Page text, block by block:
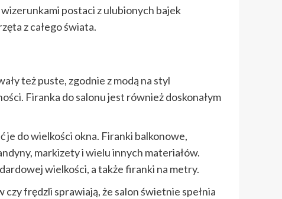
postaci z ulubionych bajek
z całego świata.
też puste, zgodnie z modą na styl
Firanka do salonu jest również doskonałym
je do wielkości okna. Firanki balkonowe,
markizety i wielu innych materiałów.
wielkości, a także firanki na metry.
frędzli sprawiają, że salon świetnie spełnia